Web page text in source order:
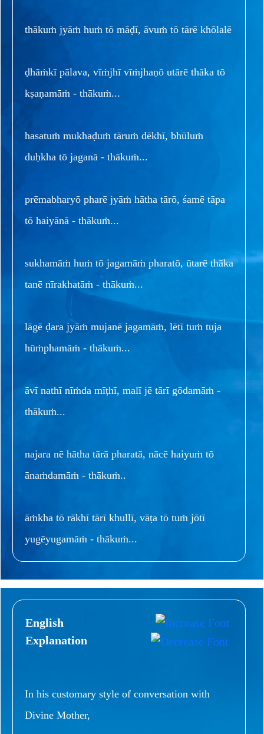
thākuṁ jyāṁ huṁ tō māḍī, āvuṁ tō tārē khōlalē
ḍhāṁkī pālava, vīṁjhī vīṁjhaṇō utārē thāka tō
kṣaṇamāṁ - thākuṁ...
hasatuṁ mukhaḍuṁ tāruṁ dēkhī, bhūluṁ
duḥkha tō jaganā - thākuṁ...
prēmabharyō pharē jyāṁ hātha tārō, śamē tāpa
tō haiyānā - thākuṁ...
sukhamāṁ huṁ tō jagamāṁ pharatō, ūtarē thāka
tanē nīrakhatāṁ - thākuṁ...
lāgē ḍara jyāṁ mujanē jagamāṁ, lētī tuṁ tuja
hūṁphamāṁ - thākuṁ...
āvī nathī nīṁda mīṭhī, malī jē tārī gōdamāṁ -
thākuṁ...
najara nē hātha tārā pharatā, nācē haiyuṁ tō
ānaṁdamāṁ - thākuṁ..
āṁkha tō rākhī tārī khullī, vāṭa tō tuṁ jōtī
yugēyugamāṁ - thākuṁ...
English
Explanation
In his customary style of conversation with
Divine Mother,